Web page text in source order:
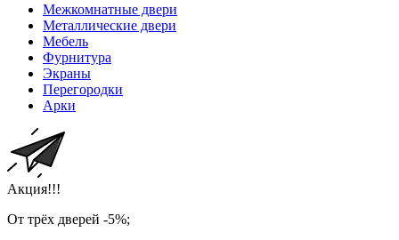
Межкомнатные двери
Металлические двери
Мебель
Фурнитура
Экраны
Перегородки
Арки
Акция!!!
От трёх дверей -5%;